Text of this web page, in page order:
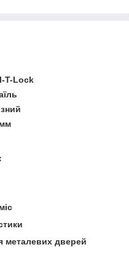
T-Lock
металевих дверей